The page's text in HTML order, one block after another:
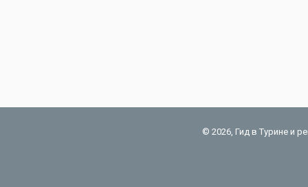
© 2026, Гид в Турине и